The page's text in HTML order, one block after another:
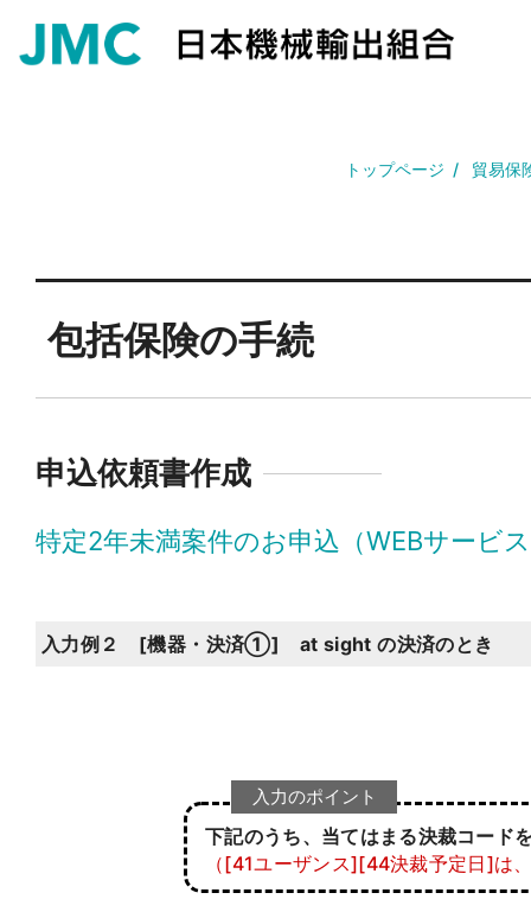
トップページ 貿易保
包括保険の手続
申込依頼書作成
特定2年未満案件のお申込（WEBサービ
入力例２ [機器・決済①] at sight の決済のとき
入力のポイント
下記のうち、当てはまる決裁コー
（[41ユーザンス][44決裁予定日]は